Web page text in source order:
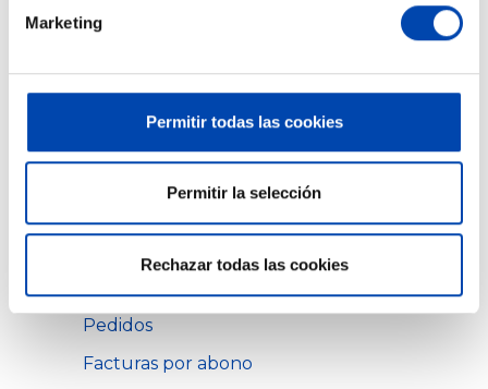
Marketing
Permitir todas las cookies
Permitir la selección
Rechazar todas las cookies
Devoluciones y Garantías
Cómo comprar
Mapa del Sitio
SU CUENTA
Pedidos
Facturas por abono